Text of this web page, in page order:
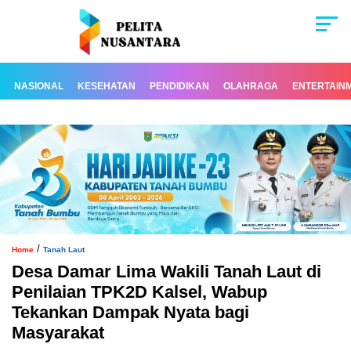
NASIONAL KESEHATAN PENDIDIKAN OLAHRAGA
Home / Tanah Laut
Desa Damar Lima Wakili Tanah Laut di
Penilaian TPK2D Kalsel, Wabup
Tekankan Dampak Nyata bagi
Masyarakat